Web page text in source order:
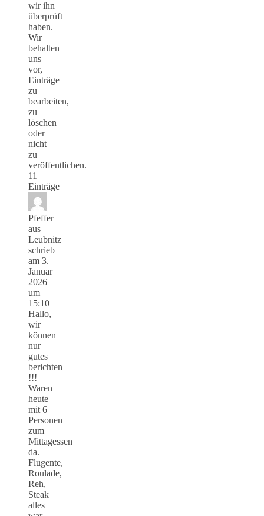
wir ihn
überprüft
haben.
Wir
behalten
uns
vor,
Einträge
zu
bearbeiten,
zu
löschen
oder
nicht
zu
veröffentlichen.
11
Einträge
Pfeffer
aus
Leubnitz
schrieb
am 3.
Januar
2026
um
15:10
Hallo,
wir
können
nur
gutes
berichten
!!!
Waren
heute
mit 6
Personen
zum
Mittagessen
da.
Flugente,
Roulade,
Reh,
Steak
alles